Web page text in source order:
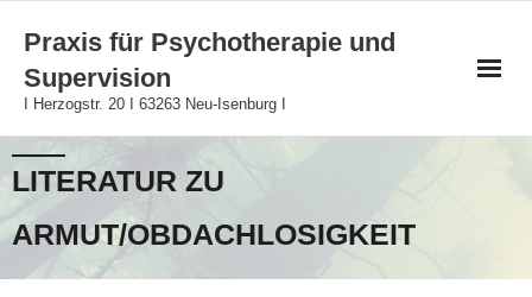
content
Praxis für Psychotherapie und
Supervision
I Herzogstr. 20 I 63263 Neu-Isenburg I
LITERATUR ZU
ARMUT/OBDACHLOSIGKEIT